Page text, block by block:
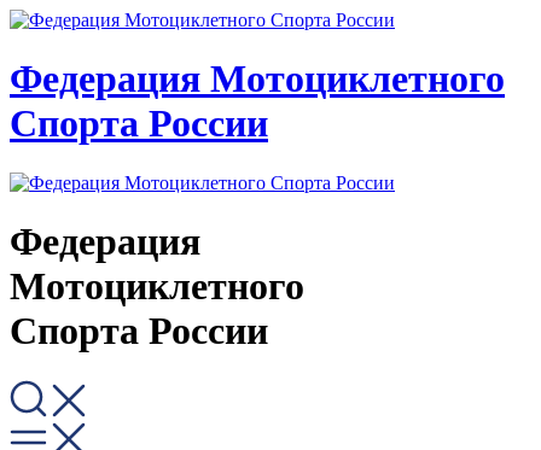
Федерация Мотоциклетного
Спорта России
Федерация
Мотоциклетного
Спорта России